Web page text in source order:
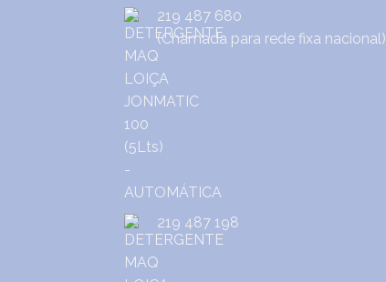
219 487 680
(Chamada para rede fixa nacional)
219 487 198